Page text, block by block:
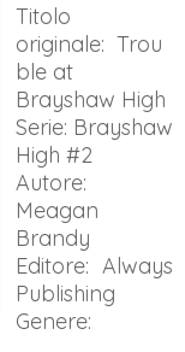
Titolo
originale: Trou
ble at
Brayshaw High
Serie: Brayshaw
High #2
Autore:
Meagan
Brandy
Editore: Always
Publishing
Genere: